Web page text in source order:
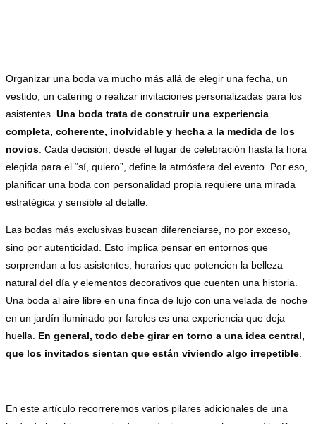
Organizar una boda va mucho más allá de elegir una fecha, un
vestido, un catering o realizar invitaciones personalizadas para los
asistentes. Una boda trata de construir una experiencia
completa, coherente, inolvidable y hecha a la medida de los
novios . Cada decisión, desde el lugar de celebración hasta la hora
elegida para el “sí, quiero”, define la atmósfera del evento. Por eso,
planificar una boda con personalidad propia requiere una mirada
estratégica y sensible al detalle.
Las bodas más exclusivas buscan diferenciarse, no por exceso,
sino por autenticidad. Esto implica pensar en entornos que
sorprendan a los asistentes, horarios que potencien la belleza
natural del día y elementos decorativos que cuenten una historia.
Una boda al aire libre en una finca de lujo con una velada de noche
en un jardín iluminado por faroles es una experiencia que deja
huella. En general, todo debe girar en torno a una idea central,
que los invitados sientan que están viviendo algo irrepetible
En este artículo recorreremos varios pilares adicionales de una